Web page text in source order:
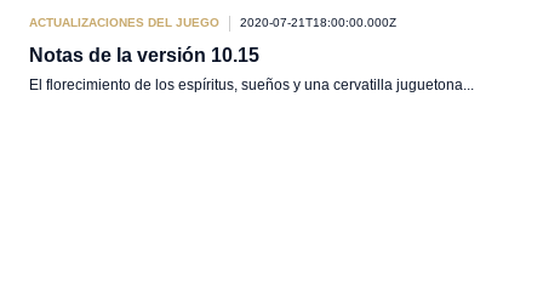
ACTUALIZACIONES DEL JUEGO 2020-07-21T18:00:00.000Z
Notas de la versión 10.15
El florecimiento de los espíritus, sueños y una cervatilla juguetona...